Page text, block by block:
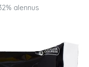
alennus